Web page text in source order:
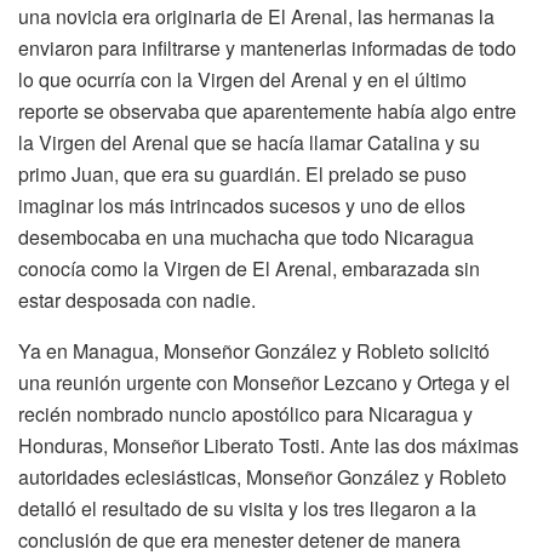
una novicia era originaria de El Arenal, las hermanas la
enviaron para infiltrarse y mantenerlas informadas de todo
lo que ocurría con la Virgen del Arenal y en el último
reporte se observaba que aparentemente había algo entre
la Virgen del Arenal que se hacía llamar Catalina y su
primo Juan, que era su guardián. El prelado se puso
imaginar los más intrincados sucesos y uno de ellos
desembocaba en una muchacha que todo Nicaragua
conocía como la Virgen de El Arenal, embarazada sin
estar desposada con nadie.
Ya en Managua, Monseñor González y Robleto solicitó
una reunión urgente con Monseñor Lezcano y Ortega y el
recién nombrado nuncio apostólico para Nicaragua y
Honduras, Monseñor Liberato Tosti. Ante las dos máximas
autoridades eclesiásticas, Monseñor González y Robleto
detalló el resultado de su visita y los tres llegaron a la
conclusión de que era menester detener de manera